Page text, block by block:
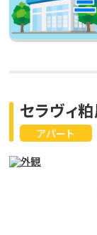
アパート
セラヴィ